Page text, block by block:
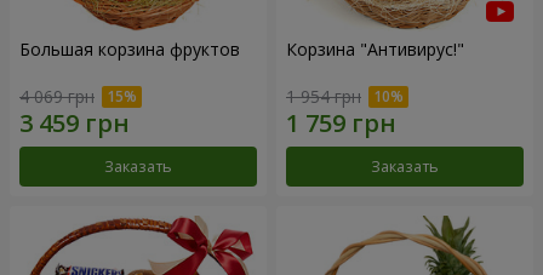
Большая корзина фруктов
4 069 грн
Заказать
Корзина "Антивирус!"
1 954 грн
Заказать